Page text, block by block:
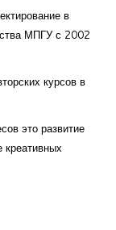
в
МПГУ с 2002
курсов в
это развитие
креативных